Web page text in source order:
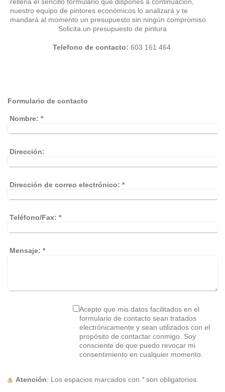
rellena el sencillo formulario que dispones a continuación,
nuestro equipo de pintores económicos lo analizará y te
mandará al momento un presupuesto sin ningún compromiso.
Solicita un presupuesto de pintura
Telefono de contacto: 603 161 464
Formulario de contacto
Nombre: *
Dirección:
Dirección de correo electrónico: *
Teléfono/Fax: *
Mensaje: *
Acepto que mis datos facilitados en el
formulario de contacto sean tratados
electrónicamente y sean utilizados con el
propósito de contactar conmigo. Soy
consciente de que puedo revocar mi
consentimiento en cualquier momento.
Atención : Los espacios marcados con *son obligatorios.